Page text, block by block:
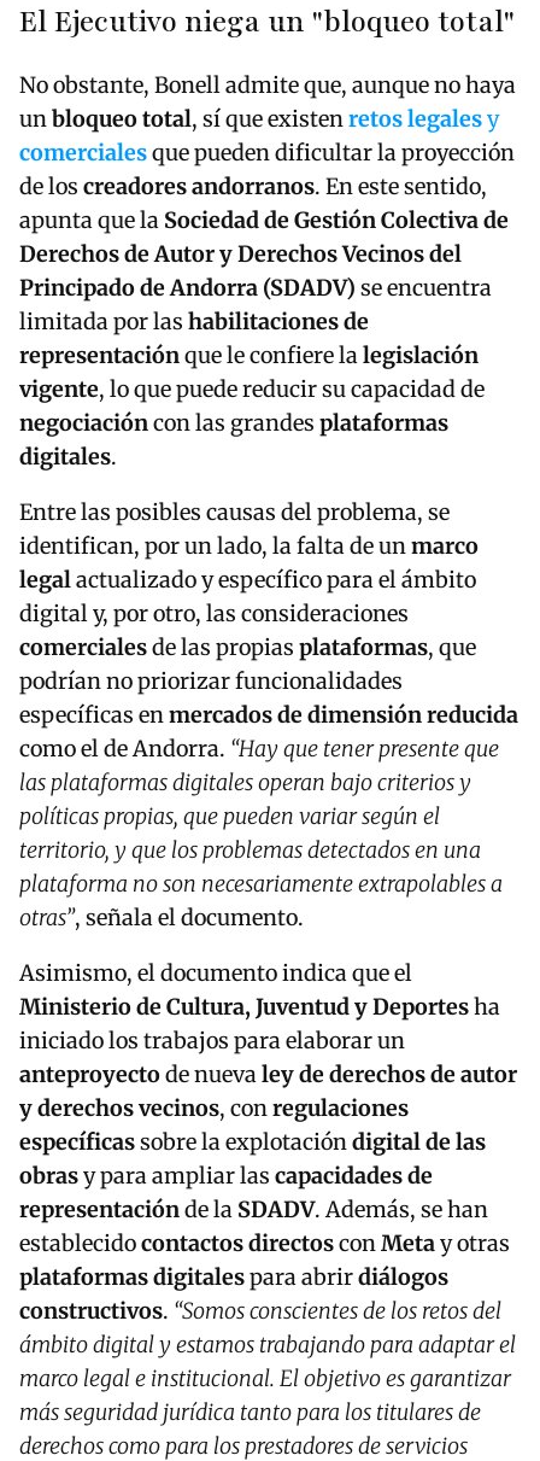
El Ejecutivo niega un "bloqueo total"
No obstante, Bonell admite que, aunque no haya
unbloqueo total, sí que existenretos legalesy
comercialesque pueden dificultar la proyección
de los creadores andorranos. En este sentido,
apunta que la Sociedad de Gestión Colectiva de
Derechos de Autor y Derechos Vecinos del
Principado de Andorra (SDADV) se encuentra
limitada por las habilitaciones de
representaciónque le confiere lalegislación
vigente, lo que puede reducir su capacidad de
negociacióncon las grandes plataformas
digitales.
Entre las posibles causas del problema, se
identifican, por un lado, la falta de unmarco
legalactualizado y específico para el ámbito
digital y, por otro, las consideraciones
comercialesde las propias plataformas, que
podrían no priorizar funcionalidades
específicas enmercados de dimensión reducida
como el de Andorra. “Hay que tener presente que
las plataformas digitales operan bajo criterios y
políticas propias, que pueden variar según el
territorio, y que los problemas detectados en una
plataforma no son necesariamente extrapolables a
otras”, señala el documento.
Asimismo, el documento indica que el
Ministerio de Cultura, Juventud y Deportesha
iniciado los trabajos para elaborar un
anteproyectode nuevaley de derechos de autor
y derechos vecinos, conregulaciones
específicassobre la explotacióndigital de las
obrasy para ampliar las capacidades de
representaciónde la SDADV. Además, se han
establecidocontactos directosconMetay otras
plataformas digitalespara abrirdiálogos
constructivos. “Somos conscientes de los retos del
ámbito digital y estamos trabajando para adaptar el
marco legal e institucional. El objetivo es garantizar
más seguridad jurídica tanto para los titulares de
derechos como para los prestadores de servicios